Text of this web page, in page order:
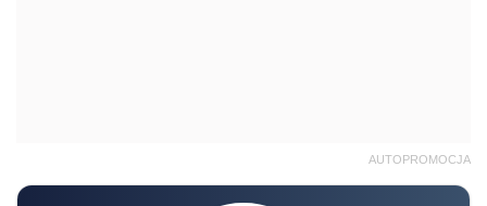
AUTOPROMOCJA